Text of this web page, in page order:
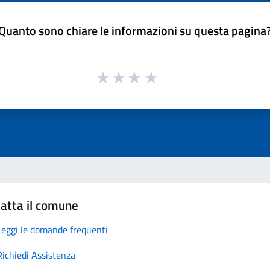
sono chiare le informazioni su questa
il comune
le domande frequenti
Assistenza